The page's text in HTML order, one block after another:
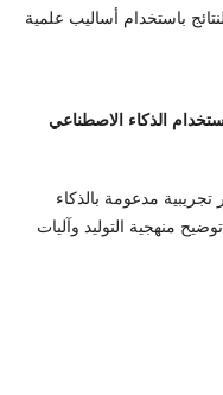
باستخدام أساليب علمية
الذكاء الاصطناعي
تجريبية مدعومة بالذكاء
منهجية التوليد وآليات